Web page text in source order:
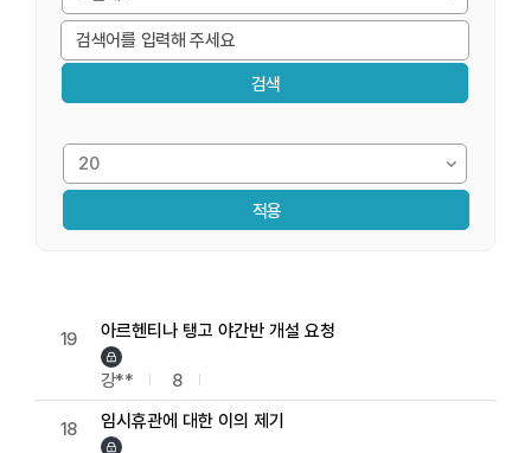
적용
19 아르헨티나 탱고 야간반 개설 요청
강** 8
18 임시휴관에 대한 이의 제기